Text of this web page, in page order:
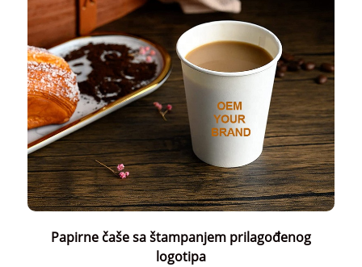
Papirne čaše sa štampanjem prilagođenog
logotipa